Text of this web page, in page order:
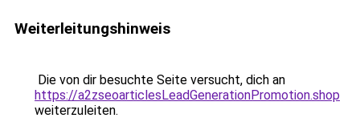
Weiterleitungshinweis
Die von dir besuchte Seite versucht, dich an
https://a2zseoarticlesLeadGenerationPromotion.shop
weiterzuleiten.